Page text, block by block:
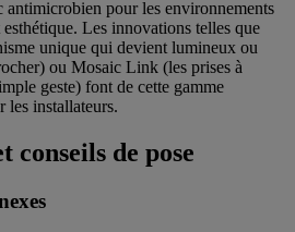
pour les environnements
Les innovations telles que
unique qui devient lumineux ou
ou Mosaic Link (les prises à
geste) font de cette gamme
les installateurs.
conseils de pose